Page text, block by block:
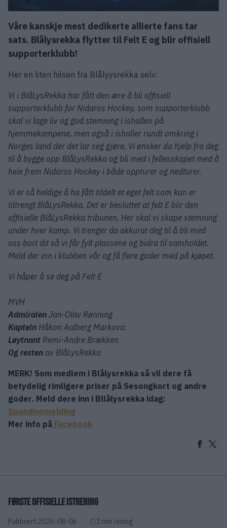
Våre kanskje mest dedikerte allierte fans tar
sats. Blålysrekka flytter til Felt E og blir offisiell
supporterklubb!
Her en liten hilsen fra Blålyysrekka selv:
Vi i BlåLysRekka har fått den ære å bli offisiell
supporterklubb for Nidaros Hockey, som supporterklubb
skal vi lage liv og god stemning i ishallen på
hjemmekampene, men også i ishaller rundt omkring i
Norges land der det lar seg gjøre. Vi ønsker da hjelp fra deg
til å bygge opp BlåLysRekka og bli med i fellesskapet med å
heie frem Nidaros Hockey i både oppturer og nedturer.
Vi er så heldige å ha fått tildelt et eget felt som kun er
tiltrengt BlåLysRekka. Det er besluttet at felt E blir den
offisielle BlåLysRekka tribunen. Her skal vi skape stemning
under hver kamp. Vi trenger da akkurat deg til å bli med
oss bort dit så vi får fylt plassene og bidra til samholdet.
Meld der inn i klubben vår og få flere goder med på kjøpet.
Vi håper å se deg på Felt E
MVH
Admiralen Jan-Olav Rønning
Kaptein Håkon Aalberg Markovic
Løytnant Remi-Andre Brækken
Og resten av BlåLysRekka
MERK! Som medlem i Blålysrekka så vil dere få
betydelig rimligere priser på Sesongkort og andre
goder. Meld dere inn i Bllålysrekka idag:
Spondinnmelding
Mer info på Facebook
FØRSTE OFFISIELLE ISTRENING
Publisert:2026-08-06 1 min lesing